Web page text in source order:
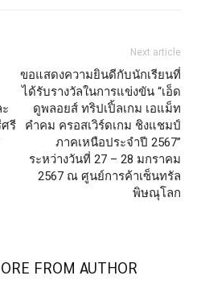
ศรี
Next article
ขอแสดงความยินดีกับนักเรียนที่
ได้รับรางวัลในการแข่งขัน “เอ็ด
ดูพลอยส์ ทริปเปิ้ลเกม เอแม็ท
คำคม ครอสเวิร์ดเกม ชิงแชมป์
ภาคเหนือประจำปี 2567”
ระหว่างวันที่ 27 – 28 มกราคม
2567 ณ ศูนย์การค้าเซ็นทรัล
พิษณุโลก
FROM AUTHOR